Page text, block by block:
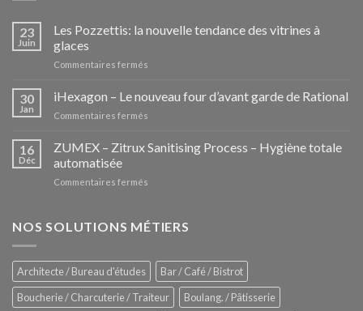
23
Juin
Les Pozzettis: la nouvelle tendance des vitrines à
glaces
Commentaires fermés
Pozzettis:
la
des
30
Jan
iHexagon – Le nouveau four d’avant garde de Rational
Commentaires fermés
–
Le
de
16
Déc
ZUMEX – Zitrux Sanitising Process – Hygiène totale
automatisée
Commentaires fermés
Zitrux
–
Hygiène
totale
automatisée
NOS SOLUTIONS MÉTIERS
Architecte / Bureau d'études
Bar / Café / Bistrot
Boucherie / Charcuterie / Traiteur
Boulang. / Pâtisserie